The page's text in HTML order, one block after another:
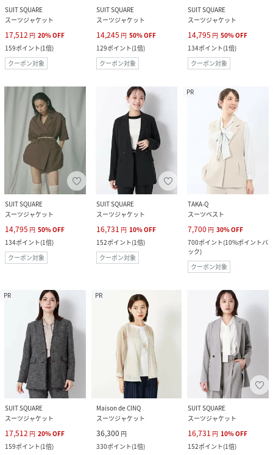
SUIT SQUARE
スーツジャケット
17,512 円 20%OFF
159ポイント(1倍)
クーポン対象
SUIT SQUARE
スーツジャケット
14,245 円 50%OFF
129ポイント(1倍)
クーポン対象
SUIT SQUARE
スーツジャケット
14,795 円 50%OFF
134ポイント(1倍)
クーポン対象
SUIT SQUARE
スーツジャケット
14,795 円 50%OFF
134ポイント(1倍)
クーポン対象
SUIT SQUARE
スーツジャケット
16,731 円 10%OFF
152ポイント(1倍)
クーポン対象
PR
TAKA-Q
スーツベスト
7,700 円 30%OFF
700ポイント(10%ポイントバ
ック)
クーポン対象
PR
SUIT SQUARE
スーツジャケット
17,512 円 20%OFF
159ポイント(1倍)
PR
Maison de CINQ
スーツジャケット
36,300 円
330ポイント(1倍)
SUIT SQUARE
スーツジャケット
16,731 円 10%OFF
152ポイント(1倍)